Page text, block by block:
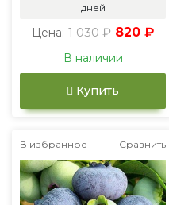
дней
Цена: 1 030 ₽ 820 ₽
В наличии
Купить
В избранное Сравнить